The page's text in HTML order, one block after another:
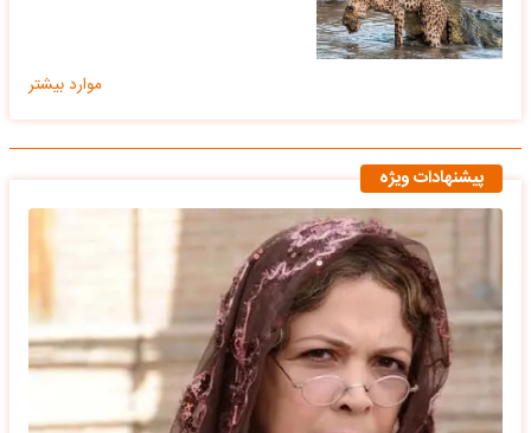
موارد بیشتر
پیشنهادات ویژه